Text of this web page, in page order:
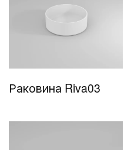
Раковина Riva03